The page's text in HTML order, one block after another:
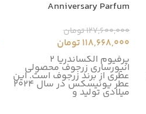
Anniversary Parfum
127,600,000تومان
118,668,000 تومان
پرفیوم الکساندریا 2
انیورساری زرجوف محصولی
عطری از برند زرجوف است. این
عطر یونیسکس در سال 2024
میلادی تولید و